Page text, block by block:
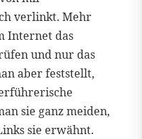
verlinkt. Mehr
Internet das
und nur das
aber feststellt,
sie ganz meiden,
sie erwähnt.